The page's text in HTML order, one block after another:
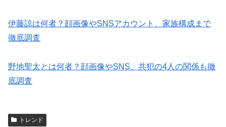
伊藤諒は何者？顔画像やSNSアカウント、家族構成まで
徹底調査
野地聖太とは何者？顔画像やSNS、共犯の4人の関係も徹
底調査
トレンド